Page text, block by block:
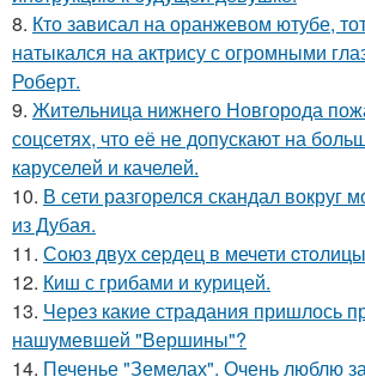
8. Кто зависал на оранжевом ютубе,
натыкался на актрису с огромными
Роберт.
9. Жительница нижнего Новгорода
соцсетях, что её не допускают на
каруселей и качелей.
10. В сети разгорелся скандал вокруг
из Дубая.
11. Сoюз двух cеpдец в мечети
12. Киш с грибами и курицей.
13. Через какие страдания пришлось
нашумевшей "Вершины"?
14. Печенье "Земелах". Очень люблю